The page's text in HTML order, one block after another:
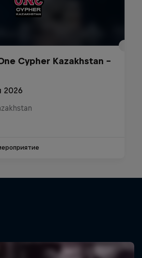
Cypher Kazakhstan –
2026